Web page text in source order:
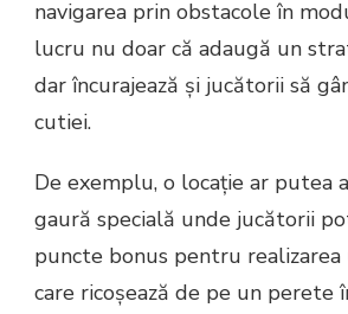
navigarea prin obstacole în
lucru nu doar că adaugă un
dar încurajează și jucătorii să
cutiei.
De exemplu, o locație ar putea
gaură specială unde jucătorii
puncte bonus pentru
care ricoșează de pe un perete